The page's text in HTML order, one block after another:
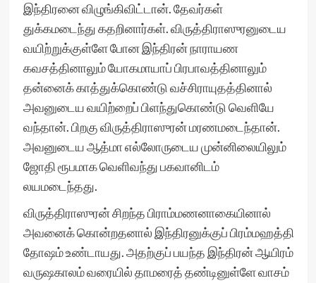
இந்திரனை விழுங்கிவிட்டான். தேவர்கள்
துக்கமடைந்து கதறினார்கள். விருத்திராஸுரனுடைய
வயிற்றுக்குள்ளே போன இந்திரன் நாராயண
கவசத்தினாலும் யோகமாயாப் பிரபாவத்தினாலும்
தன்னைக் காத்துக்கொண்டு வச்சிராயுதத்தினால்
அவனுடைய வயிற்றைப் பிளந்துகொண்டு வெளியே
வந்தான். பிறகு விருத்திராஸுரன் மரணமடைந்தான்.
அவனுடைய ஆத்மா எல்லோருடைய முன்னிலையிலும்
ஜோதி ரூபமாக வெளிவந்து பகவானிடம்
லயமடைந்தது.
விருத்திராஸுரன் சிறந்த பிராம்மணனாகையினால்
அவனைக் கொன்றதனால் இந்திரனுக்குப் பிரம்மஹத்தி
தோஷம் உண்டாயது. அதற்குப் பயந்த இந்திரன் ஆயிரம்
வருஷகாலம் வரையில் தாமரைத் தண்டினுள்ளே வாசம்